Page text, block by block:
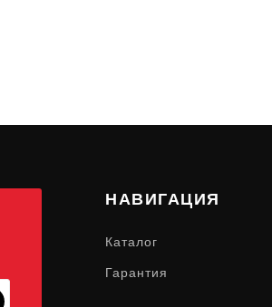
НАВИГАЦИЯ
Каталог
Гарантия